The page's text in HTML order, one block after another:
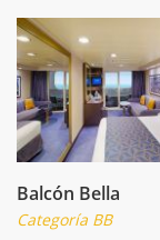
Balcón Bella
Categoría BB